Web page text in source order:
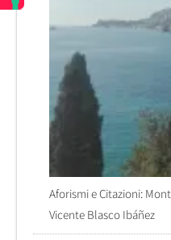
Aforismi e Citazioni:
Vicente Blasco Ibáñez